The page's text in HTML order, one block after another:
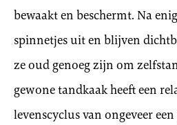
bewaakt en beschermt. Na
spinnetjes uit en blijven
ze oud genoeg zijn om
gewone tandkaak heeft een
levenscyclus van ongeveer een